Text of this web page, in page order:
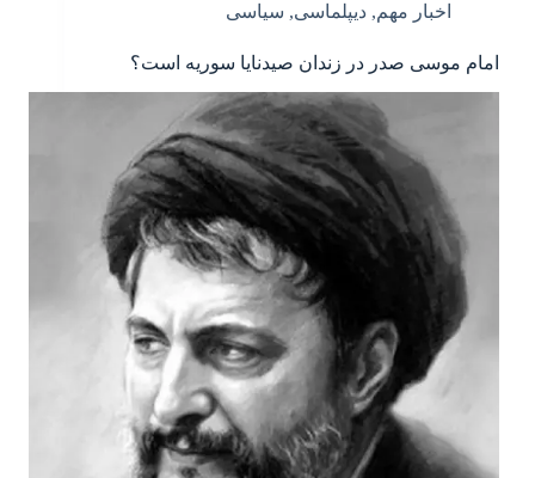
اخبار مهم, دیپلماسی, سیاسی
امام موسی صدر در زندان صیدنایا سوریه است؟